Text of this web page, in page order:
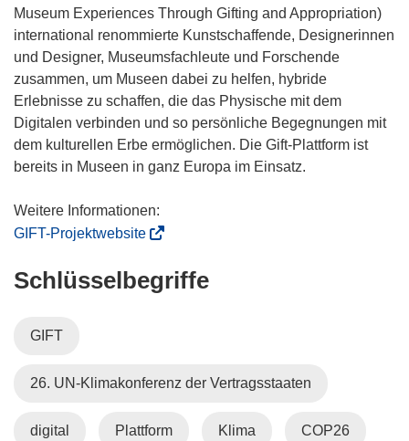
Museum Experiences Through Gifting and Appropriation)
international renommierte Kunstschaffende, Designerinnen
und Designer, Museumsfachleute und Forschende
zusammen, um Museen dabei zu helfen, hybride
Erlebnisse zu schaffen, die das Physische mit dem
Digitalen verbinden und so persönliche Begegnungen mit
dem kulturellen Erbe ermöglichen. Die Gift-Plattform ist
bereits in Museen in ganz Europa im Einsatz.
GIFT-Projektwebsite(
f
i
n
Schlüsselbegriffe
GIFT
26. UN-Klimakonferenz der Vertragsstaaten
digital Plattform Klima COP26